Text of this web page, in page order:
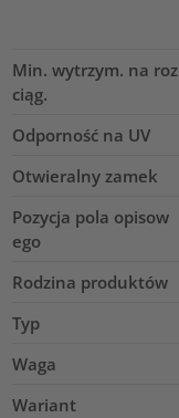
Min. wytrzym. na roz
ciąg.
Odporność na UV
Otwieralny zamek
Pozycja pola opisow
ego
Rodzina produktów
Typ
Waga
Wariant